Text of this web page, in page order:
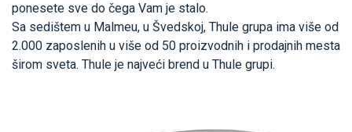
ponesete sve do čega Vam je stalo.
Sa sedištem u Malmeu, u Švedskoj, Thule grupa ima više od
2.000 zaposlenih u više od 50 proizvodnih i prodajnih mesta
širom sveta. Thule je najveći brend u Thule grupi.